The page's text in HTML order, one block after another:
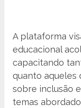
A plataforma
educacional
capacitando
quanto aqueles
sobre inclusão
temas